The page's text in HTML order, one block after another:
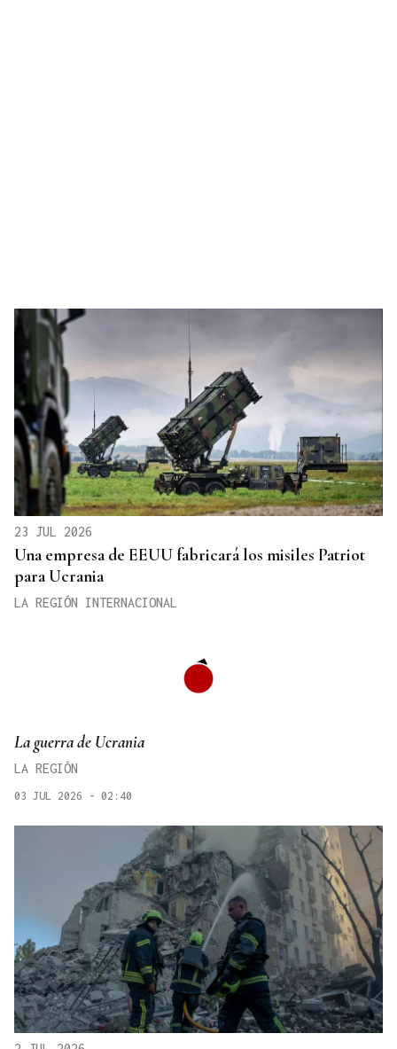
23 JUL 2026
Una empresa de EEUU fabricará los misiles Patriot
para Ucrania
LA REGIÓN INTERNACIONAL
La guerra de Ucrania
LA REGIÓN
03 JUL 2026 - 02:40